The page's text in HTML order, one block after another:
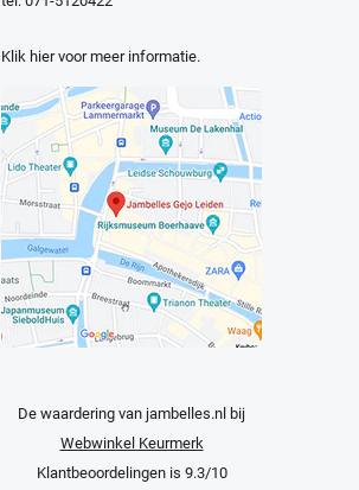
Klik hier voor meer informatie.
De waardering van jambelles.nl bij
Webwinkel Keurmerk
Klantbeoordelingenis 9.3/10